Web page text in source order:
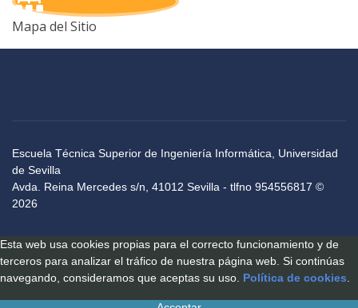
Mapa del Sitio
Escuela Técnica Superior de Ingeniería Informática, Universidad
de Sevilla
Avda. Reina Mercedes s/n, 41012 Sevilla - tlfno 954556817 ©
2026
Esta web usa cookies propias para el correcto funcionamiento y de
terceros para analizar el tráfico de nuestra página web. Si continúas
navegando, consideramos que aceptas su uso. Política de cookies